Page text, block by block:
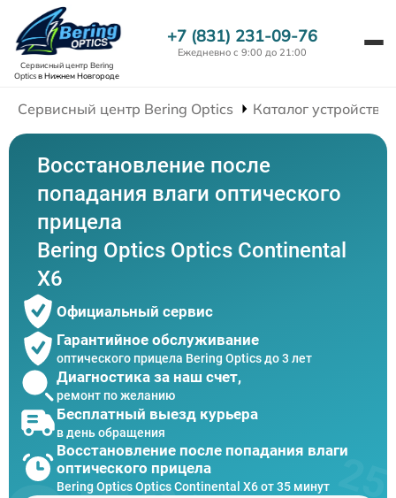
Сервисный центр Bering
Opticsв Нижнем Новгороде
+7 (831) 231-09-76
Ежедневно с 9:00 до 21:00
Сервисный центр Bering Optics Каталог устройств
Восстановление после
попадания влаги оптического
прицела
Bering Optics Optics Continental
X6
Официальный сервис
Гарантийное обслуживание
оптического прицела Bering Optics до 3 лет
Диагностика за наш счет,
ремонт по желанию
Бесплатный выезд курьера
в день обращения
Восстановление после попадания влаги
оптического прицела
Bering Optics Optics Continental X6 от 35 минут